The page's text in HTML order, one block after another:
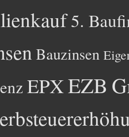
5.
Bauzinsen
EPXEZB